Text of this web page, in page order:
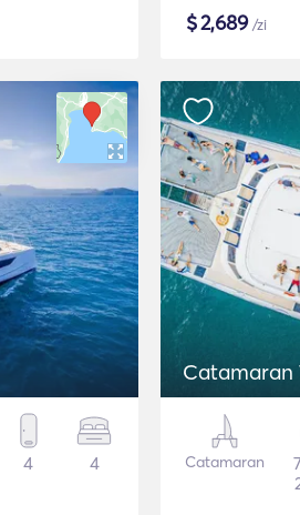
$2,689/zi
4 4
Catamaran
Catamaran